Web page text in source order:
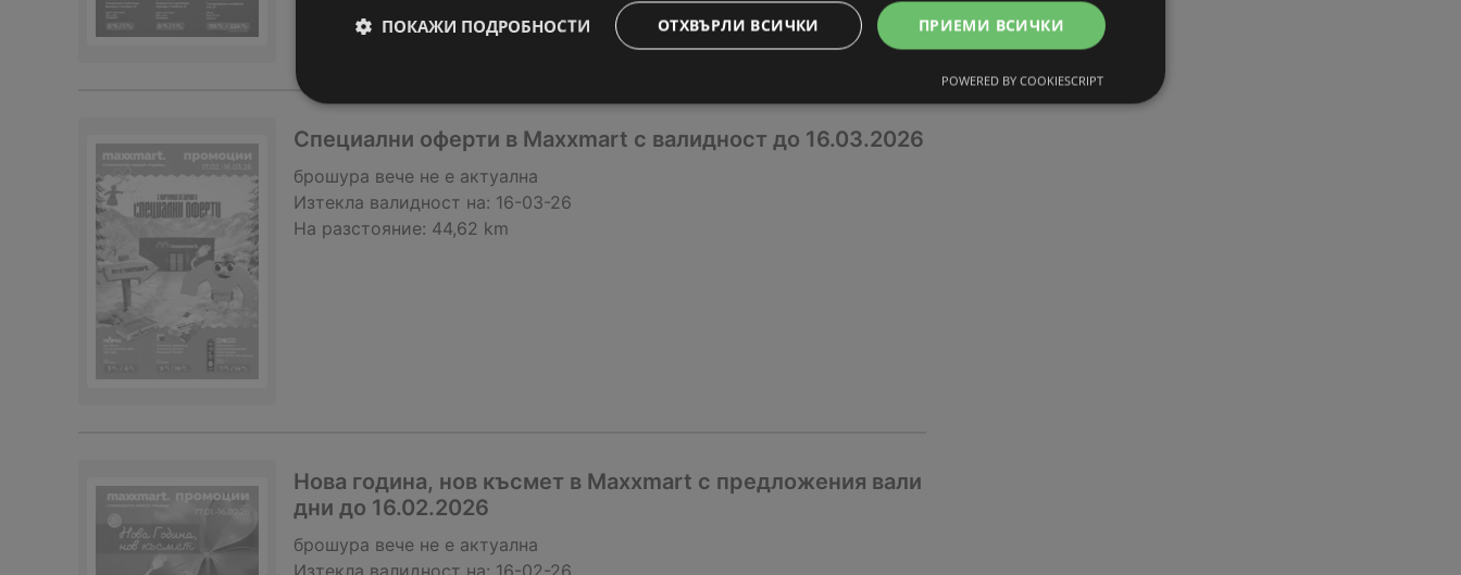
Специални оферти в Мaxxmart с валидност до 16.03.2026
брошура вече не е актуална
Изтекла валидност на: 16-03-26
На разстояние: 44,62 km
Нова година, нов късмет в Maxxmart с предложения вали
дни до 16.02.2026
брошура вече не е актуална
Изтекла валидност на: 16-02-26
ПРИЕМИ ВСИЧКИ
ОТХВЪРЛИ ВСИЧКИ
ПОКАЖИ ПОДРОБНОСТИ
POWERED BY COOKIESCRIPT